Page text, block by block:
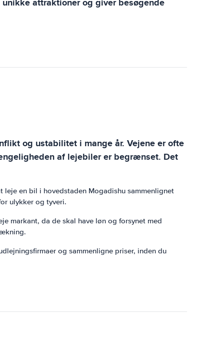
og ustabilitet i mange år. Vejene er ofte
af ​​lejebiler er begrænset. Det
en bil i hovedstaden Mogadishu sammenlignet
ulykker og tyveri.
markant, da de skal have løn og forsynet med
og sammenligne priser, inden du